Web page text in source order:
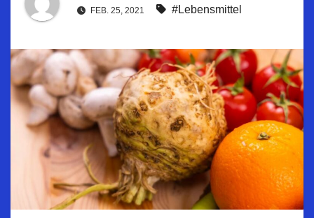
FEB. 25, 2021 #Lebensmittel